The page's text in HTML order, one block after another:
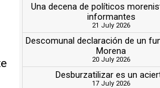
Una decena de políticos
informantes
21 July 2026
Descomunal declaración de un
Morena
20 July 2026
Desburzatilizar es un
17 July 2026